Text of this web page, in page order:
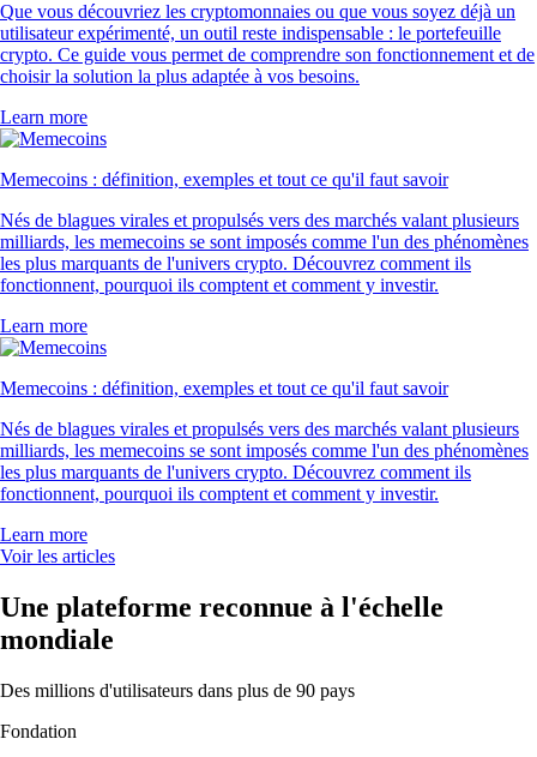
Que vous découvriez les cryptomonnaies ou que vous soyez déjà un
utilisateur expérimenté, un outil reste indispensable : le portefeuille
crypto. Ce guide vous permet de comprendre son fonctionnement et de
choisir la solution la plus adaptée à vos besoins.
Learn more
Memecoins : définition, exemples et tout ce qu'il faut savoir
Nés de blagues virales et propulsés vers des marchés valant plusieurs
milliards, les memecoins se sont imposés comme l'un des phénomènes
les plus marquants de l'univers crypto. Découvrez comment ils
fonctionnent, pourquoi ils comptent et comment y investir.
Learn more
Memecoins : définition, exemples et tout ce qu'il faut savoir
Nés de blagues virales et propulsés vers des marchés valant plusieurs
milliards, les memecoins se sont imposés comme l'un des phénomènes
les plus marquants de l'univers crypto. Découvrez comment ils
fonctionnent, pourquoi ils comptent et comment y investir.
Learn more
Voir les articles
Une plateforme reconnue à l'échelle
mondiale
Des millions d'utilisateurs dans plus de 90 pays
Fondation